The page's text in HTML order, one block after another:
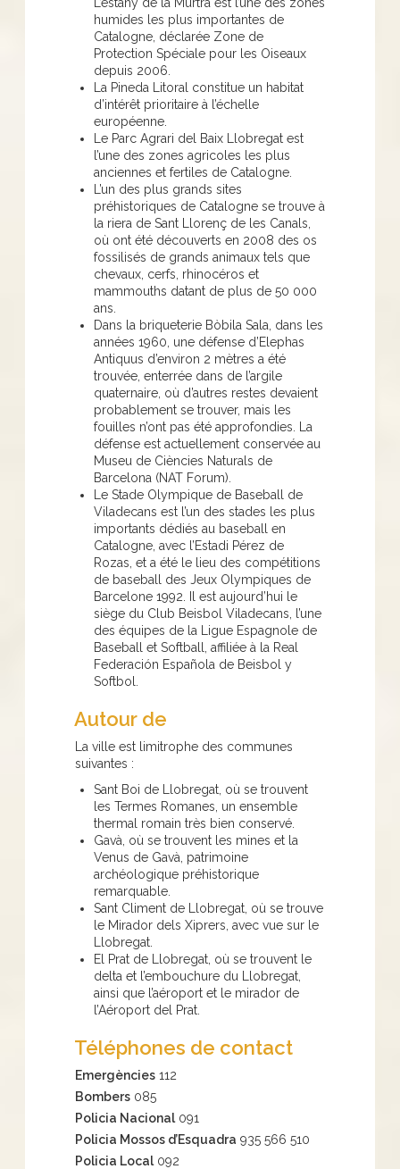
humides les plus importantes de
Catalogne, déclarée Zone de
Protection Spéciale pour les Oiseaux
depuis 2006.
La Pineda Litoral constitue un habitat
d’intérêt prioritaire à l’échelle
européenne.
Le Parc Agrari del Baix Llobregat est
l’une des zones agricoles les plus
anciennes et fertiles de Catalogne.
L’un des plus grands sites
préhistoriques de Catalogne se trouve à
la riera de Sant Llorenç de les Canals,
où ont été découverts en 2008 des os
fossilisés de grands animaux tels que
chevaux, cerfs, rhinocéros et
mammouths datant de plus de 50 000
ans.
Dans la briqueterie Bòbila Sala, dans les
années 1960, une défense d’Elephas
Antiquus d’environ 2 mètres a été
trouvée, enterrée dans de l’argile
quaternaire, où d’autres restes devaient
probablement se trouver, mais les
fouilles n’ont pas été approfondies. La
défense est actuellement conservée au
Museu de Ciències Naturals de
Barcelona (NAT Forum).
Le Stade Olympique de Baseball de
Viladecans est l’un des stades les plus
importants dédiés au baseball en
Catalogne, avec l’Estadi Pérez de
Rozas, et a été le lieu des compétitions
de baseball des Jeux Olympiques de
Barcelone 1992. Il est aujourd’hui le
siège du Club Beisbol Viladecans, l’une
des équipes de la Ligue Espagnole de
Baseball et Softball, affiliée à la Real
Federación Española de Beisbol y
Softbol.
Autour de
La ville est limitrophe des communes
suivantes :
Sant Boi de Llobregat, où se trouvent
les Termes Romanes, un ensemble
thermal romain très bien conservé.
Gavà, où se trouvent les mines et la
Venus de Gavà, patrimoine
archéologique préhistorique
remarquable.
Sant Climent de Llobregat, où se trouve
le Mirador dels Xiprers, avec vue sur le
Llobregat.
El Prat de Llobregat, où se trouvent le
delta et l’embouchure du Llobregat,
ainsi que l’aéroport et le mirador de
l’Aéroport del Prat.
Téléphones de contact
Emergències 112
Bombers 085
Policia Nacional 091
Policia Mossos d’Esquadra 935 566 510
Policia Local 092